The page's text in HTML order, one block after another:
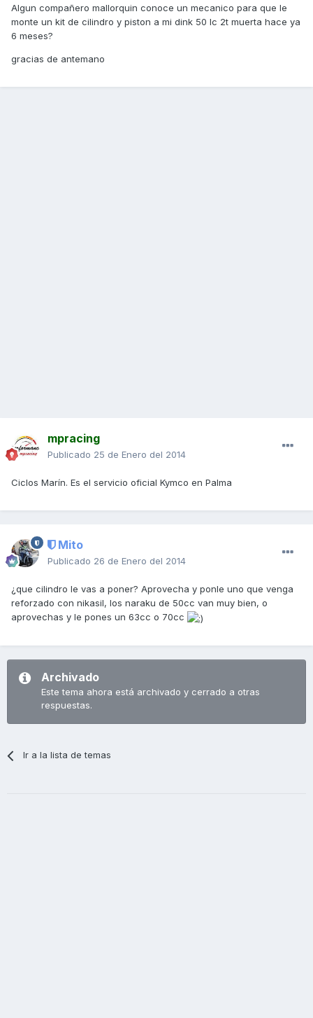
Algun compañero mallorquin conoce un mecanico para que le
monte un kit de cilindro y piston a mi dink 50 lc 2t muerta hace ya
6 meses?
gracias de antemano
mpracing
Publicado 25 de Enero del 2014
Ciclos Marín. Es el servicio oficial Kymco en Palma
Mito
Publicado 26 de Enero del 2014
¿que cilindro le vas a poner? Aprovecha y ponle uno que venga
reforzado con nikasil, los naraku de 50cc van muy bien, o
aprovechas y le pones un 63cc o 70cc
Archivado
Este tema ahora está archivado y cerrado a otras
respuestas.
Ir a la lista de temas